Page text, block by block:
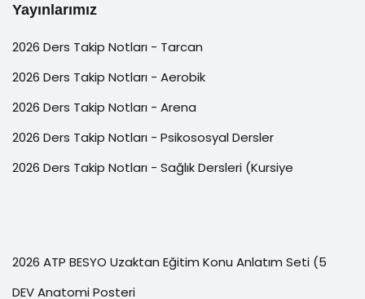
Yayınlarımız
2026 Ders Takip Notları - Tarcan
2026 Ders Takip Notları - Aerobik
2026 Ders Takip Notları - Arena
2026 Ders Takip Notları - Psikososyal Dersler
2026 Ders Takip Notları - Sağlık Dersleri (Kursiye
2026 ATP BESYO Uzaktan Eğitim Konu Anlatım Seti (5
DEV Anatomi Posteri